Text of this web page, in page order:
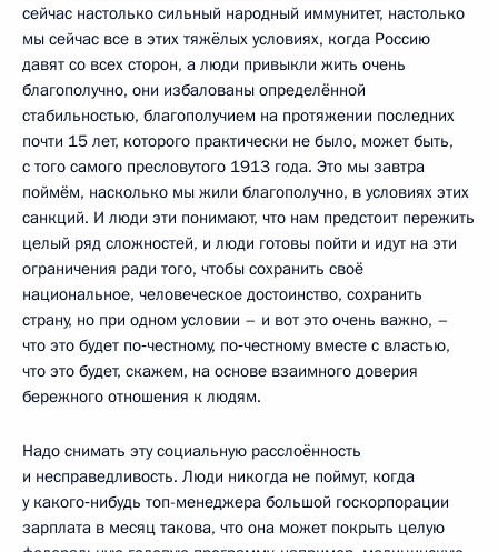
сейчас настолько сильный народный иммунитет, настолько
мы сейчас все в этих тяжёлых условиях, когда Россию
давят со всех сторон, а люди привыкли жить очень
благополучно, они избалованы определённой
стабильностью, благополучием на протяжении последних
почти 15 лет, которого практически не было, может быть,
с того самого пресловутого 1913 года. Это мы завтра
поймём, насколько мы жили благополучно, в условиях этих
санкций. И люди эти понимают, что нам предстоит пережить
целый ряд сложностей, и люди готовы пойти и идут на эти
ограничения ради того, чтобы сохранить своё
национальное, человеческое достоинство, сохранить
страну, но при одном условии – и вот это очень важно, –
что это будет по‑честному, по‑честному вместе с властью,
что это будет, скажем, на основе взаимного доверия
бережного отношения к людям.
Надо снимать эту социальную расслоённость
и несправедливость. Люди никогда не поймут, когда
у какого‑нибудь топ-менеджера большой госкорпорации
зарплата в месяц такова, что она может покрыть целую